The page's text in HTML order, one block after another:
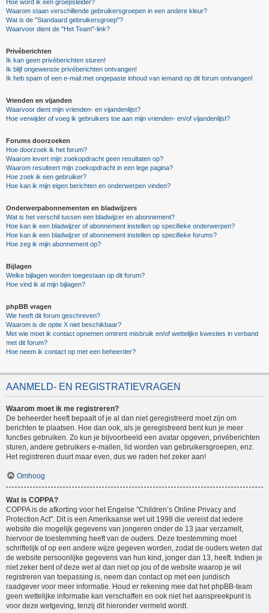
Hoe word ik een groepsleider?
Waarom staan verschillende gebruikersgroepen in een andere kleur?
Wat is de "Standaard gebruikersgroep"?
Waarvoor dient de "Het Team"-link?
Privéberichten
Ik kan geen privéberichten sturen!
Ik blijf ongewenste privéberichten ontvangen!
Ik heb spam of een e-mail met ongepaste inhoud van iemand op dit forum ontvangen!
Vrienden en vijanden
Waarvoor dient mijn vrienden- en vijandenlijst?
Hoe verwijder of voeg ik gebruikers toe aan mijn vrienden- en/of vijandenlijst?
Forums doorzoeken
Hoe doorzoek ik het forum?
Waarom levert mijn zoekopdracht geen resultaten op?
Waarom resulteert mijn zoekopdracht in een lege pagina?
Hoe zoek ik een gebruiker?
Hoe kan ik mijn eigen berichten en onderwerpen vinden?
Onderwerpabonnementen en bladwijzers
Wat is het verschil tussen een bladwijzer en abonnement?
Hoe kan ik een bladwijzer of abonnement instellen op specifieke onderwerpen?
Hoe kan ik een bladwijzer of abonnement instellen op specifieke forums?
Hoe zeg ik mijn abonnement op?
Bijlagen
Welke bijlagen worden toegestaan op dit forum?
Hoe vind ik al mijn bijlagen?
phpBB vragen
Wie heeft dit forum geschreven?
Waarom is de optie X niet beschikbaar?
Met wie moet ik contact opnemen omtrent misbruik en/of wettelijke kwesties in verband
met dit forum?
Hoe neem ik contact op met een beheerder?
AANMELD- EN REGISTRATIEVRAGEN
Waarom moet ik me registreren?
De beheerder heeft bepaalt of je al dan niet geregistreerd moet zijn om
berichten te plaatsen. Hoe dan ook, als je geregistreerd bent kun je meer
functies gebruiken. Zo kun je bijvoorbeeld een avatar opgeven, privéberichten
sturen, andere gebruikers e-mailen, lid worden van gebruikersgroepen, enz.
Het registreren duurt maar even, dus we raden het zeker aan!
Omhoog
Wat is COPPA?
COPPA is de afkorting voor het Engelse "Children’s Online Privacy and
Protection Act". Dit is een Amerikaanse wet uit 1998 die vereist dat iedere
website die mogelijk gegevens van jongeren onder de 13 jaar verzamelt,
hiervoor de toestemming heeft van de ouders. Deze toestemming moet
schriftelijk of op een andere wijze gegeven worden, zodat de ouders weten dat
de website persoonlijke gegevens van hun kind, jonger dan 13, heeft. Indien je
niet zeker bent of deze wet al dan niet op jou of de website waarop je wil
registreren van toepassing is, neem dan contact op met een juridisch
raadgever voor meer informatie. Houd er rekening mee dat het phpBB-team
geen wettelijke informatie kan verschaffen en ook niet het aanspreekpunt is
voor deze wetgeving, tenzij dit hieronder vermeld wordt.